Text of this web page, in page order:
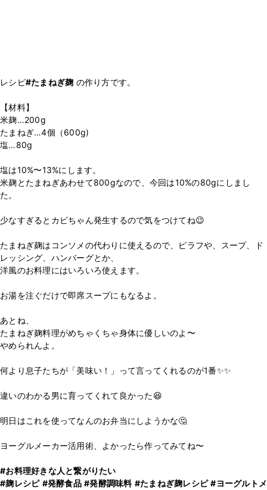
レシピ#たまねぎ麹 の作り方です。
【材料】
米麹…200g
たまねぎ…4個（600g)
塩…80g
塩は10%〜13%にします。
米麹とたまねぎあわせて800gなので、今回は10%の80gにしまし
た。
少なすぎるとカビちゃん発生するので気をつけてね😉
たまねぎ麹はコンソメの代わりに使えるので、ピラフや、スープ、ド
レッシング、ハンバーグとか、
洋風のお料理にはいろいろ使えます。
お湯を注ぐだけで即席スープにもなるよ。
あとね、
たまねぎ麹料理がめちゃくちゃ身体に優しいのよ〜
やめられんよ。
何より息子たちが「美味い！」って言ってくれるのが1番✨✨
違いのわかる男に育ってくれて良かった😆
明日はこれを使ってなんのお弁当にしようかな🤔
ヨーグルメーカー活用術、よかったら作ってみてね〜
#お料理好きな人と繋がりたい
#麹レシピ #発酵食品 #発酵調味料 #たまねぎ麹レシピ #ヨーグルトメ